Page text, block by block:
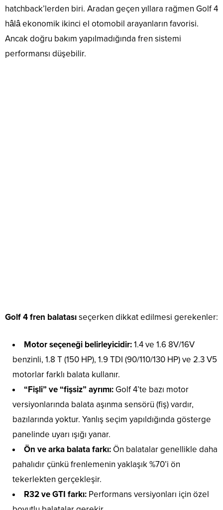
hatchback’lerden biri. Aradan geçen yıllara rağmen Golf 4
hâlâ ekonomik ikinci el otomobil arayanların favorisi.
Ancak doğru bakım yapılmadığında fren sistemi
performansı düşebilir.
Golf 4 fren balatasıseçerken dikkat edilmesi gerekenler:
Motor seçeneği belirleyicidir:1.4 ve 1.6 8V/16V
benzinli, 1.8 T (150 HP), 1.9 TDI (90/110/130 HP) ve 2.3 V5
motorlar farklı balata kullanır.
“Fişli” ve “fişsiz” ayrımı: Golf 4’te bazı motor
versiyonlarında balata aşınma sensörü (fiş) vardır,
bazılarında yoktur. Yanlış seçim yapıldığında gösterge
panelinde uyarı ışığı yanar.
Ön ve arka balata farkı: Ön balatalar genellikle daha
pahalıdır çünkü frenlemenin yaklaşık %70’i ön
tekerlekten gerçekleşir.
R32 ve GTI farkı: Performans versiyonları için özel